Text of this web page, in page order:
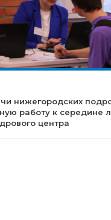
нижегородских
работу к середине
центра